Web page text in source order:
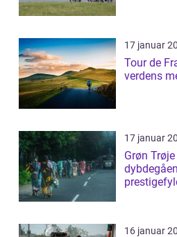
17 januar
Tour de
verdens
17 januar
Grøn
16 januar